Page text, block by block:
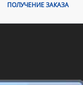
ПОЛУЧЕНИЕ ЗАКАЗА